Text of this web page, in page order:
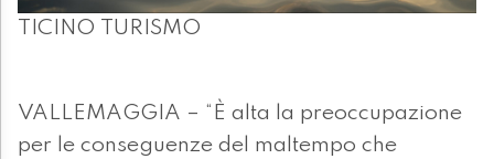
TICINO TURISMO
VALLEMAGGIA – “È alta la preoccupazione
per le conseguenze del maltempo che